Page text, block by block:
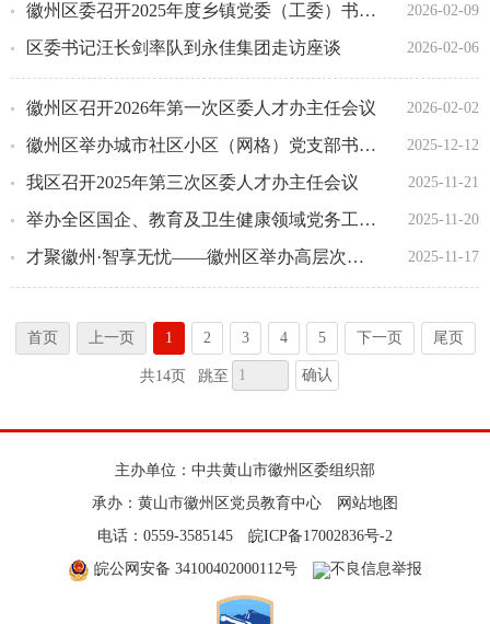
2026-02-09
徽州区委召开2025年度乡镇党委（工委）书记抓基层党建述职评议会议
2026-02-06
区委书记汪长剑率队到永佳集团走访座谈
2026-02-02
徽州区召开2026年第一次区委人才办主任会议
2025-12-12
徽州区举办城市社区小区（网格）党支部书记擂台比武
2025-11-21
我区召开2025年第三次区委人才办主任会议
2025-11-20
举办全区国企、教育及卫生健康领域党务工作者培训班
2025-11-17
才聚徽州·智享无忧——徽州区举办高层次人才实践交流活动
首页 上一页 1 2 3 4 5 下一页 尾页
共14页 跳至 确认
主办单位：中共黄山市徽州区委组织部
承办：黄山市徽州区党员教育中心
网站地图
电话：0559-3585145
皖ICP备17002836号-2
皖公网安备 34100402000112号
不良信息举报